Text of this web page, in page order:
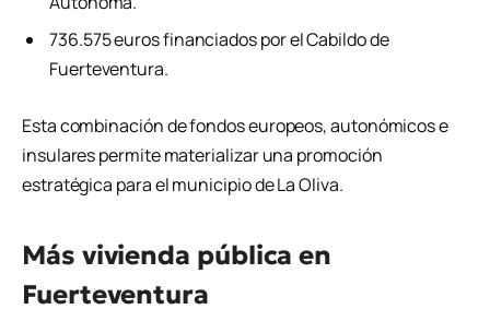
736.575 euros financiados por el Cabildo de
Fuerteventura.
Esta combinación de fondos europeos, autonómicos e
insulares permite materializar una promoción
estratégica para el municipio de La Oliva.
Más vivienda pública en
Fuerteventura